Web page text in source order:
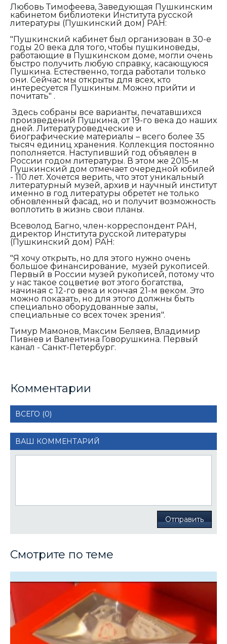
Любовь Тимофеева, Заведующая Пушкинским
кабинетом библиотеки Института русской
литературы (Пушкинский дом) РАН:
"Пушкинский кабинет был организован в 30-е
годы 20 века для того, чтобы пушкиноведы,
работающие в Пушкинском доме, могли очень
быстро получить любую справку, касающуюся
Пушкина. Естественно, тогда работали только
они. Сейчас мы открыты для всех, кто
интересуется Пушкиным. Можно прийти и
почитать" .
Здесь собраны все варианты, печатавшихся
произведений Пушкина, от 19-го века до наших
дней. Литературоведческие и
биографические материалы – всего более 35
тысяч единиц хранения. Коллекция постоянно
пополняется. Наступивший год объявлен в
России годом литературы. В этом же 2015-м
Пушкинский дом отмечает очередной юбилей
- 110 лет. Хочется верить, что этот уникальный
литературный музей, архив и научный институт
именно в год литературы обретет не только
обновленный фасад, но и получит возможность
воплотить в жизнь свои планы.
Всеволод Багно, член-корреспондент РАН,
директор Института русской литературы
(Пушкинский дом) РАН:
"Я хочу открыть, но для этого нужно очень
большое финансирование, музей рукописей.
Первый в России музей рукописей, потому что
у нас такое соцветие вот этого богатства,
начиная с 12-го века и кончая 21-м веком. Это
можно показать, но для этого должны быть
специально оборудованные залы,
специальные со всех точек зрения".
Тимур Мамонов, Максим Беляев, Владимир
Пивнев и Валентина Говорушкина. Первый
канал - Санкт-Петербург.
Комментарии
ВСЕГО (0)
ВАШ КОММЕНТАРИЙ
Отправить
Смотрите по теме